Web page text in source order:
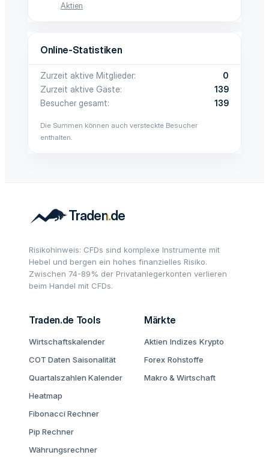
Aktien
Online-Statistiken
Zurzeit aktive Mitglieder
0
Zurzeit aktive Gäste
139
Besucher gesamt
139
Die Summen können auch versteckte Besucher
enthalten.
Risikohinweis: CFDs sind komplexe Instrumente mit
Hebel und bergen ein hohes finanzielles Risiko.
Zwischen 74-89% der Privatanlegerkonten verlieren
beim Handel mit CFDs.
Traden.de Tools
Wirtschaftskalender
COT Daten Saisonalität
Quartalszahlen Kalender
Heatmap
Fibonacci Rechner
Pip Rechner
Währungsrechner
Märkte
Aktien Indizes Krypto
Forex Rohstoffe
Makro & Wirtschaft